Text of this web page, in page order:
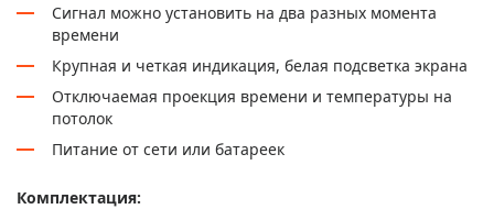
Сигнал можно установить на два разных момента
времени
Крупная и четкая индикация, белая подсветка экрана
Отключаемая проекция времени и температуры на
потолок
Питание от сети или батареек
Комплектация: